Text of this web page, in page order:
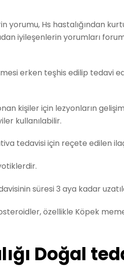
yorumu, Hs hastalığından
iyileşenlerin yorumları
erken teşhis edilip tedavi
kişiler için lezyonların
kullanılabilir.
tedavisi için reçete edilen
süresi 3 aya kadar
özellikle Köpek
Doğal